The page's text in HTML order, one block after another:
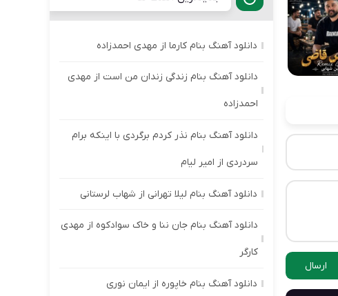
ارسال
دانلود آهنگ بنام کارما از مهدی احمدزاده
دانلود آهنگ بنام زندگی زندان من است از مهدی
احمدزاده
دانلود آهنگ بنام نذر کردم برگردی با اینکه برام
سردردی از امیر لیام
دانلود آهنگ بنام لیلا تهرانی از شهاب لرستانی
دانلود آهنگ بنام جان ننا و خاک سوادکوه از مهدی
کارگر
دانلود آهنگ بنام خاپوره از ایمان نوری